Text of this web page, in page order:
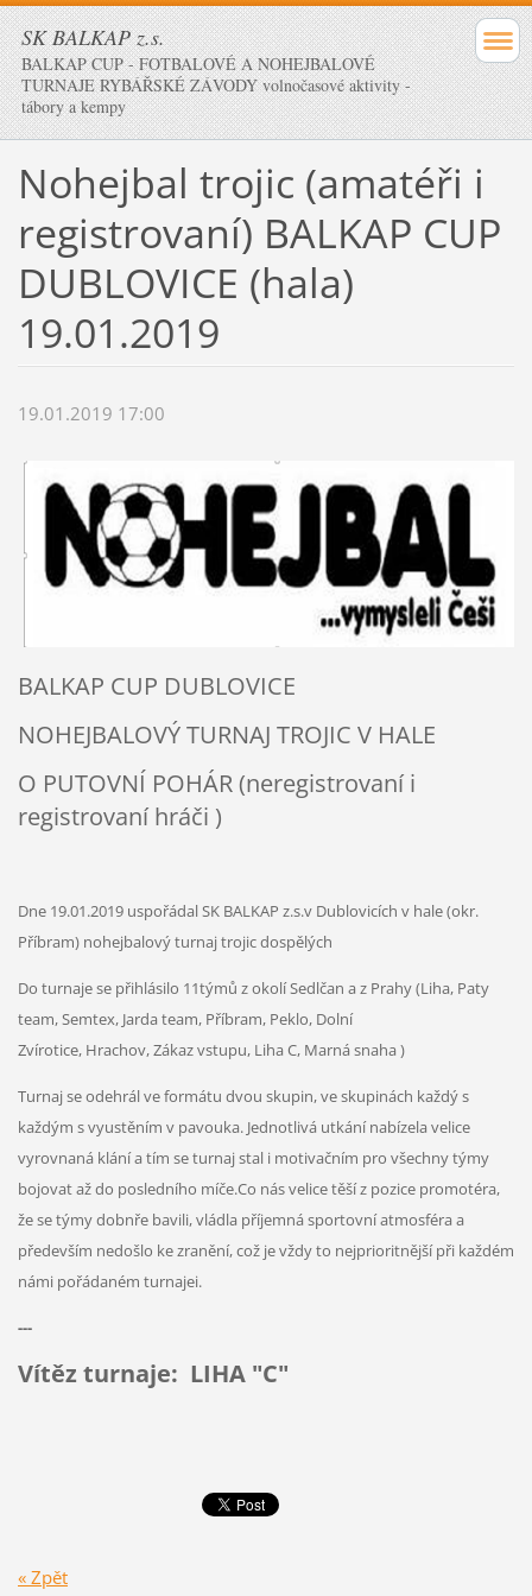
SK BALKAP z.s.
BALKAP CUP - FOTBALOVÉ A NOHEJBALOVÉ
TURNAJE RYBÁŘSKÉ ZÁVODY volnočasové aktivity -
tábory a kempy
Nohejbal trojic (amatéři i
registrovaní) BALKAP CUP
DUBLOVICE (hala)
19.01.2019
19.01.2019 17:00
BALKAP CUP DUBLOVICE
NOHEJBALOVÝ TURNAJ TROJIC V HALE
O PUTOVNÍ POHÁR (neregistrovaní i
registrovaní hráči )
Dne 19.01.2019 uspořádal SK BALKAP z.s.v Dublovicích v hale (okr.
Příbram) nohejbalový turnaj trojic dospělých
Do turnaje se přihlásilo 11týmů z okolí Sedlčan a z Prahy (Liha, Paty
team, Semtex, Jarda team, Příbram, Peklo, Dolní
Zvírotice, Hrachov, Zákaz vstupu, Liha C, Marná snaha )
Turnaj se odehrál ve formátu dvou skupin, ve skupinách každý s
každým s vyustěním v pavouka. Jednotlivá utkání nabízela velice
vyrovnaná klání a tím se turnaj stal i motivačním pro všechny týmy
bojovat až do posledního míče.Co nás velice těší z pozice promotéra,
že se týmy dobnře bavili, vládla příjemná sportovní atmosféra a
především nedošlo ke zranění, což je vždy to nejprioritnější při každém
námi pořádaném turnajei.
---
Vítěz turnaje: LIHA "C"
« Zpět